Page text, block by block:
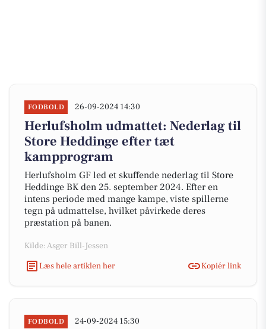
FODBOLD 26-09-2024 14:30
Herlufsholm udmattet: Nederlag til
Store Heddinge efter tæt
kampprogram
Herlufsholm GF led et skuffende nederlag til Store
Heddinge BK den 25. september 2024. Efter en
intens periode med mange kampe, viste spillerne
tegn på udmattelse, hvilket påvirkede deres
præstation på banen.
Kilde: Asger Bill-Jessen
Læs hele artiklen her
Kopiér link
FODBOLD 24-09-2024 15:30